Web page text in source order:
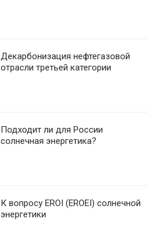
Декарбонизация нефтегазовой
отрасли третьей категории
Подходит ли для России
солнечная энергетика?
К вопросу EROI (EROEI) солнечной
энергетики